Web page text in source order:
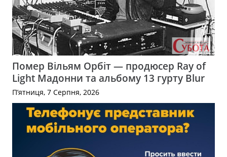
Помер Вільям Орбіт — продюсер Ray of
Light Мадонни та альбому 13 гурту Blur
П’ятниця, 7 Серпня, 2026